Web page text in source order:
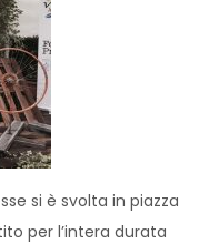
si è svolta in piazza
per l’intera durata